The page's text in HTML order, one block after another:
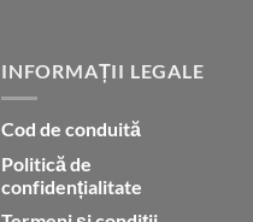
INFORMAȚII LEGALE
Cod de conduită
Politică de
confidențialitate